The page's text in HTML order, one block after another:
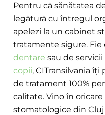
Pentru că sănătatea
legătură cu întregul
apelezi la un cabinet
tratamente sigure. Fie
dentare sau de servicii
copii, CITransilvania
de tratament 100%
calitate. Vino în
stomatologice din